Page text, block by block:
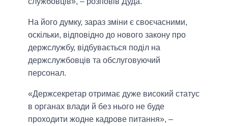
На його думку, зараз зміни є своєчасними,
оскільки, відповідно до нового закону про
держслужбу, відбувається поділ на
держслужбовців та обслуговуючий
персонал.
«Держсекретар отримає дуже високий статус
в органах влади й без нього не буде
проходити жодне кадрове питання», –